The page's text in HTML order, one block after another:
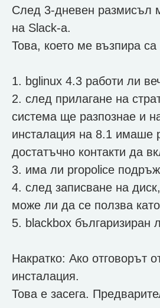
След 3-дневен размисъл
на Slack-a.
Това, което ме възпира
1. bglinux 4.3 работи ли
2. след прилагане на
система ще разпознае и
инсталация на 8.1 имаше
достатъчно контакти да
3. има ли propolice
4. след записване на
може ли да се ползва
5. blackbox българизиран
Накратко: Ако отговорът
инсталация.
Това е засега.